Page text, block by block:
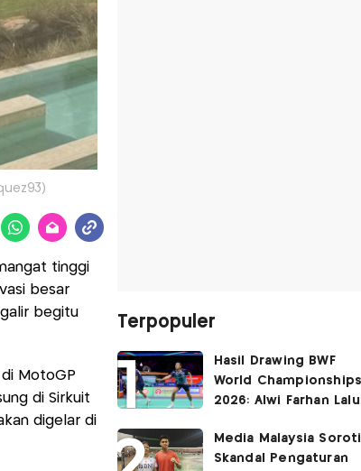
tinggi
besar
begitu
MotoGP
di Sirkuit
digelar di
Terpopuler
Hasil Drawing BWF
World Championships
2026: Alwi Farhan
Dapat Bye
Media Malaysia Soroti
Skandal Pengaturan